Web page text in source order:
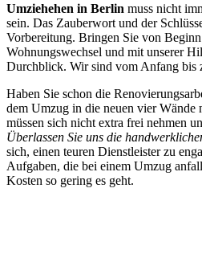
Umziehehen in Berlin muss nicht
sein. Das Zauberwort und der
Vorbereitung. Bringen Sie von
Wohnungswechsel und mit unserer
Durchblick. Wir sind vom Anfang bis
Haben Sie schon die
dem Umzug in die neuen vier Wände
müssen sich nicht extra frei nehmen
Überlassen Sie uns die
sich, einen teuren Dienstleister zu
Aufgaben, die bei einem Umzug
Kosten so gering es geht.